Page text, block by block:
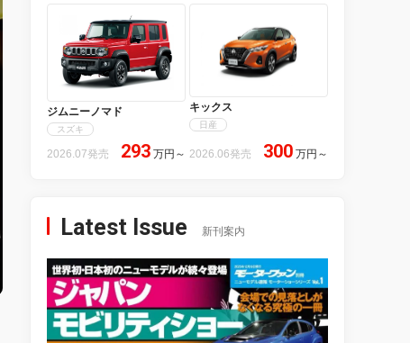
ジムニーノマド
スズキ
2026.07発売 293 万円 ～
キックス
日産
2026.06発売 300 万円 ～
Latest Issue 新刊案内